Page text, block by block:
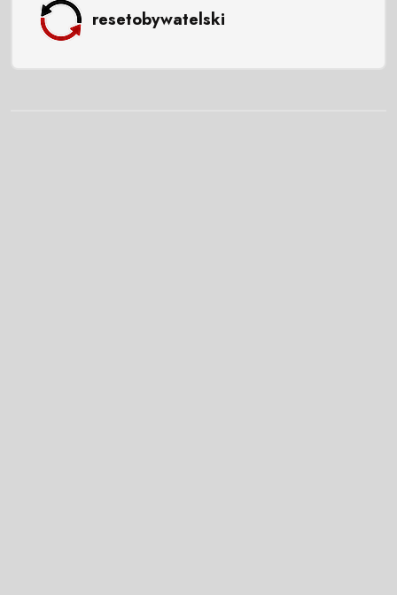
resetobywatelski